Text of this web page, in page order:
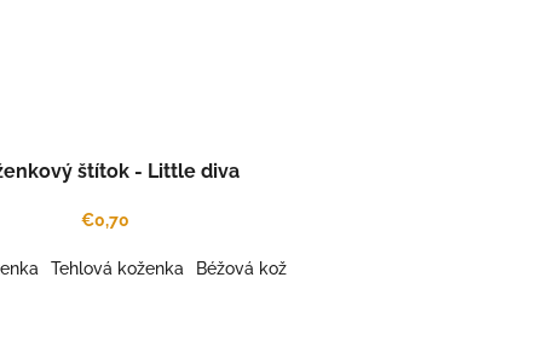
koženka Karamel kož. Mint koženka
koženka Káva koženka Šafrán koženka
štítok - Little diva
€0,70
Tehlová koženka Béžová koženka